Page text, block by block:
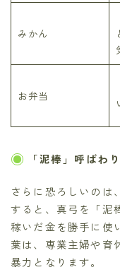
みかん
お弁当
「泥棒」呼ばわ
さらに恐ろしいのは
すると、真弓を「泥
稼いだ金を勝手に使
葉は、専業主婦や育
暴力となります。